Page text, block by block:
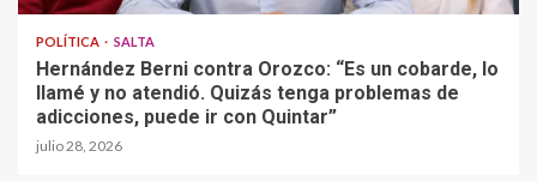
POLÍTICA SALTA
Hernández Berni contra Orozco: “Es un cobarde, lo
llamé y no atendió. Quizás tenga problemas de
adicciones, puede ir con Quintar”
julio 28, 2026